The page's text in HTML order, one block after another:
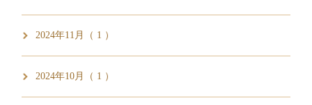
2024年11月（ 1 ）
2024年10月（ 1 ）